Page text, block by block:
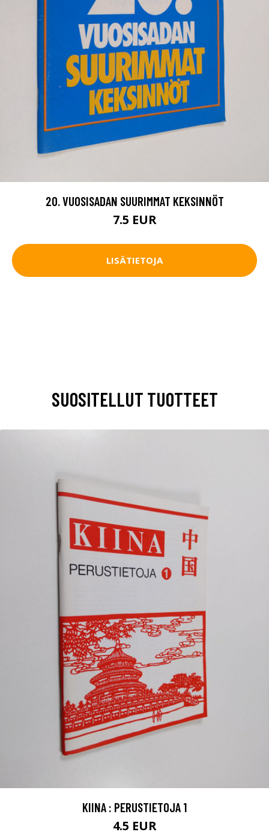
20. VUOSISADAN SUURIMMAT KEKSINNÖT
7.5 EUR
LISÄTIETOJA
SUOSITELLUT TUOTTEET
KIINA : PERUSTIETOJA 1
4.5 EUR